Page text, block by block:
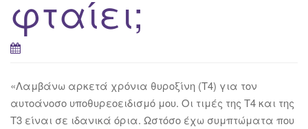
φταίει;
«Λαμβάνω αρκετά χρόνια θυροξίνη (Τ4) για τον
αυτοάνοσο υποθυρεοειδισμό μου. Οι τιμές της Τ4 και της
Τ3 είναι σε ιδανικά όρια. Ωστόσο έχω συμπτώματα που